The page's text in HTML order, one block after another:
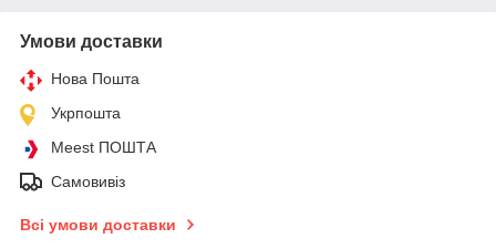
Умови доставки
Нова Пошта
Укрпошта
Meest ПОШТА
Самовивіз
Всі умови доставки